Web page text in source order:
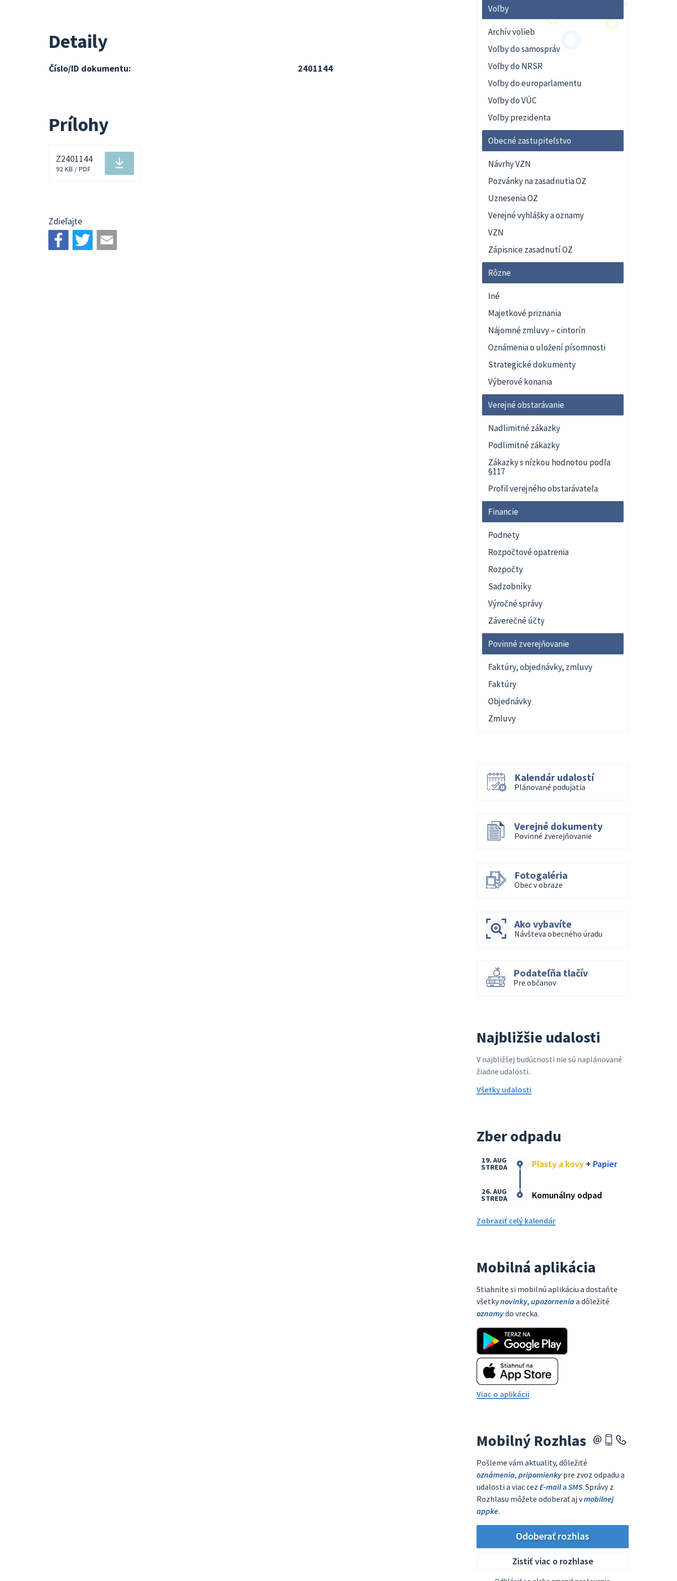
Detaily
Číslo/ID dokumentu: 2401144
Prílohy
Stiahnuť
Z2401144
92 KB / PDF
Zdieľajte
Voľby
Archív volieb
Voľby do samospráv
Voľby do NRSR
Voľby do europarlamentu
Voľby do VÚC
Voľby prezidenta
Obecné zastupiteľstvo
Návrhy VZN
Pozvánky na zasadnutia OZ
Uznesenia OZ
Verejné vyhlášky a oznamy
VZN
Zápisnice zasadnutí OZ
Rôzne
Iné
Majetkové priznania
Nájomné zmluvy – cintorín
Oznámenia o uložení písomnosti
Strategické dokumenty
Výberové konania
Verejné obstarávanie
Nadlimitné zákazky
Podlimitné zákazky
Zákazky s nízkou hodnotou podľa
§117
Profil verejného obstarávateľa
Financie
Podnety
Rozpočtové opatrenia
Rozpočty
Sadzobníky
Výročné správy
Záverečné účty
Povinné zverejňovanie
Faktúry, objednávky, zmluvy
Faktúry
Objednávky
Zmluvy
Kalendár udalostí
Plánované podujatia
Verejné dokumenty
Povinné zverejňovanie
Fotogaléria
Obec v obraze
Ako vybavíte
Návšteva obecného úradu
Podateľňa tlačív
Pre občanov
Najbližšie udalosti
V najbližšej budúcnosti nie sú naplánované
žiadne udalosti.
Všetky udalosti
Zber odpadu
Plasty a kovy + Papier
19. AUG
STREDA
Komunálny odpad
26. AUG
STREDA
Zobraziť celý kalendár
Mobilná aplikácia
Stiahnite si mobilnú aplikáciu a dostaňte
všetkynovinky, upozorneniaa dôležité
oznamydo vrecka.
Viac o aplikácii
Mobilný Rozhlas
Pošleme vám aktuality, dôležité
oznámenia, pripomienky pre zvoz odpadu a
udalosti a viac cez E-maila SMS. Správy z
Rozhlasu môžete odoberať aj vmobilnej
appke.
Odoberať rozhlas
Zistiť viac o rozhlase